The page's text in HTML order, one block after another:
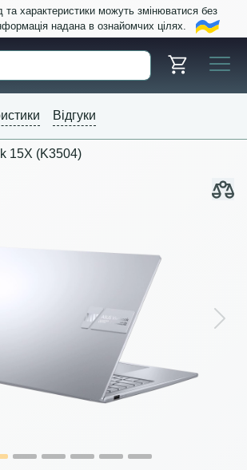
та характеристики можуть змінюватися без
надана в ознайомчих цілях.
Відгуки
15X (K3504)
Next